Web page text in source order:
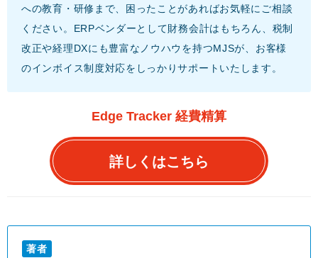
への教育・研修まで、困ったことがあればお気軽にご相談
ください。ERPベンダーとして財務会計はもちろん、税制
改正や経理DXにも豊富なノウハウを持つMJSが、お客様
のインボイス制度対応をしっかりサポートいたします。
Edge Tracker 経費精算
詳しくはこちら
著者